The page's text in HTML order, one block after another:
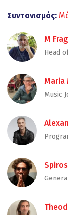
Συντονισμός:
M
Head
Maria
Music